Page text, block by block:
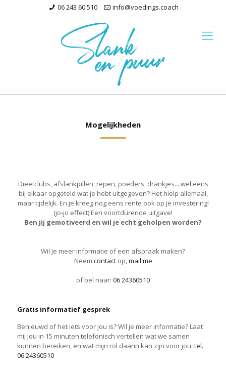
06 243 60 510 info@voedings.coach
Mogelijkheden
Dieetclubs, afslankpillen, repen, poeders, drankjes....wel eens
bij elkaar opgeteld wat je hebt uitgegeven? Het hielp allemaal,
maar tijdelijk. En je kreeg nog eens rente ook op je investering!
(jo-jo effect) Een voortdurende uitgave!
Ben jij gemotiveerd en wil je echt geholpen worden?
Wil je meer informatie of een afspraak maken?
Neem contactop,mail me
of bel naar: 06 24360510
Gratis informatief gesprek
Benieuwd of het iets voor jou is? Wil je meer informatie? Laat
mij jou in 15 minuten telefonisch vertellen wat we samen
kunnen bereiken, en wat mijn rol daarin kan zijn voor jou. tel.
06 24360510